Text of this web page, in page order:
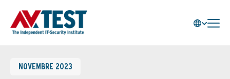
NOVEMBRE 2023